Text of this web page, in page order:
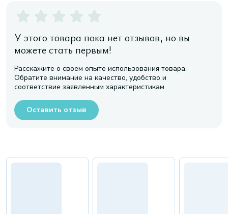
У этого товара пока нет отзывов, но вы
можете стать первым!
Расскажите о своем опыте использования товара.
Обратите внимание на качество, удобство и
соответствие заявленным характеристикам
Оставить отзыв